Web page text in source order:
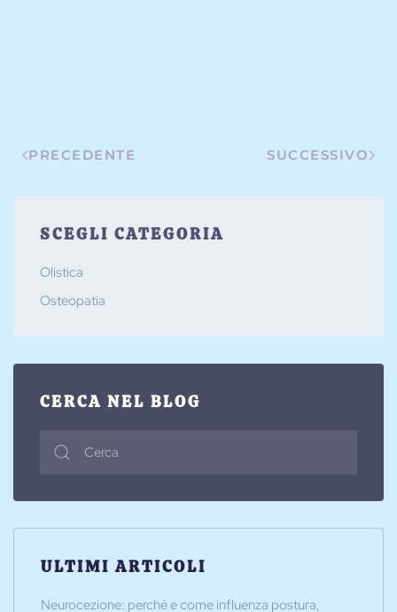
PRECEDENTE SUCCESSIVO
SCEGLI CATEGORIA
Olistica
Osteopatia
CERCA NEL BLOG
ULTIMI ARTICOLI
Neurocezione: perché e come influenza postura,